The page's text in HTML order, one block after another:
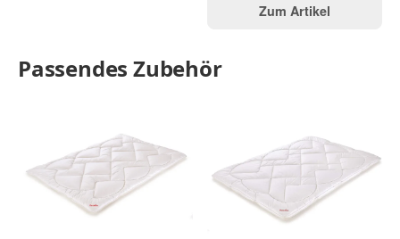
Zum Artikel
Passendes Zubehör